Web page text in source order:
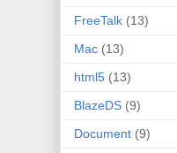
FreeTalk (13)
Mac (13)
html5 (13)
BlazeDS (9)
Document (9)